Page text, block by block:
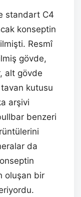
standart C4
konseptin
Resmî
gövde,
alt gövde
tavan kutusu
arşivi
benzeri
da
oluşan bir